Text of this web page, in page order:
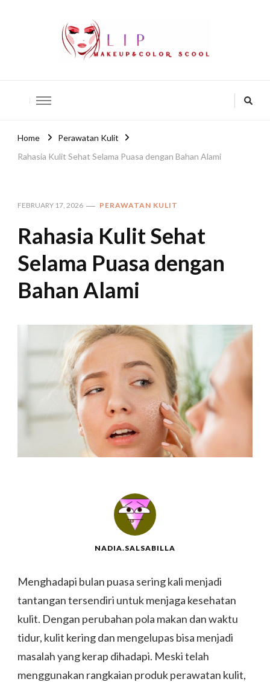
Home
Perawatan Kulit
Rahasia Kulit Sehat Selama Puasa dengan Bahan Alami
FEBRUARY 17, 2026 PERAWATAN KULIT
Rahasia Kulit Sehat
Selama Puasa dengan
Bahan Alami
NADIA.SALSABILLA
Menghadapi bulan puasa sering kali menjadi
tantangan tersendiri untuk menjaga kesehatan
kulit. Dengan perubahan pola makan dan waktu
tidur, kulit kering dan mengelupas bisa menjadi
masalah yang kerap dihadapi. Meski telah
menggunakan rangkaian produk perawatan kulit,